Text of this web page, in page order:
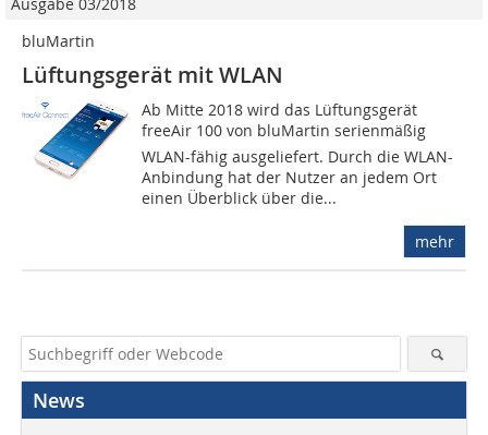
Ausgabe 03/2018
bluMartin
Lüftungsgerät mit WLAN
Ab Mitte 2018 wird das Lüftungsgerät
freeAir 100 von bluMartin serienmäßig
WLAN-fähig ausgeliefert. Durch die WLAN-
Anbindung hat der Nutzer an jedem Ort
einen Überblick über die...
mehr
News